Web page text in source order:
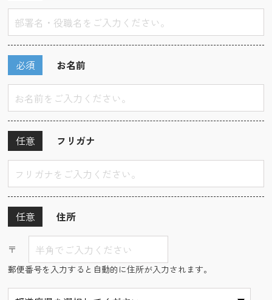
お名前
必須
フリガナ
任意
住所
任意
〒
郵便番号を入力すると自動的に住所が入力されます。